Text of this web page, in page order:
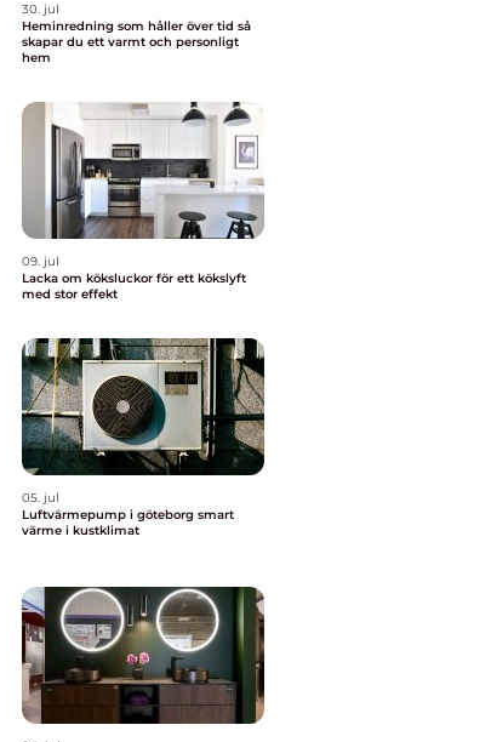
30. jul
Heminredning som håller över tid så
skapar du ett varmt och personligt
hem
09. jul
Lacka om köksluckor för ett kökslyft
med stor effekt
05. jul
Luftvärmepump i göteborg smart
värme i kustklimat